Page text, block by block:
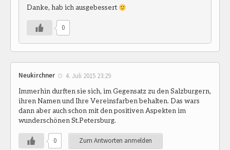
Danke, hab ich ausgebessert
0
Neukirchner 4. Juli 2015 23:29
Immerhin durften sie sich, im Gegensatz zu den Salzburgern,
ihren Namen und Ihre Vereinsfarben behalten. Das wars
dann aber auch schon mit den positiven Aspekten im
wunderschönen St.Petersburg.
0 Zum Antworten anmelden